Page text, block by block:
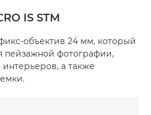
IS STM
объектив 24 мм, который
пейзажной фотографии,
а также